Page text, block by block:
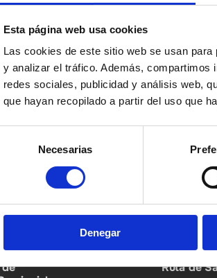
Esta página web usa cookies
Las cookies de este sitio web se usan
y analizar el tráfico. Además, compartimos
redes sociales, publicidad y análisis web,
que hayan recopilado a partir del uso que
Necesarias
Denegar
a
boletín
Ruta de